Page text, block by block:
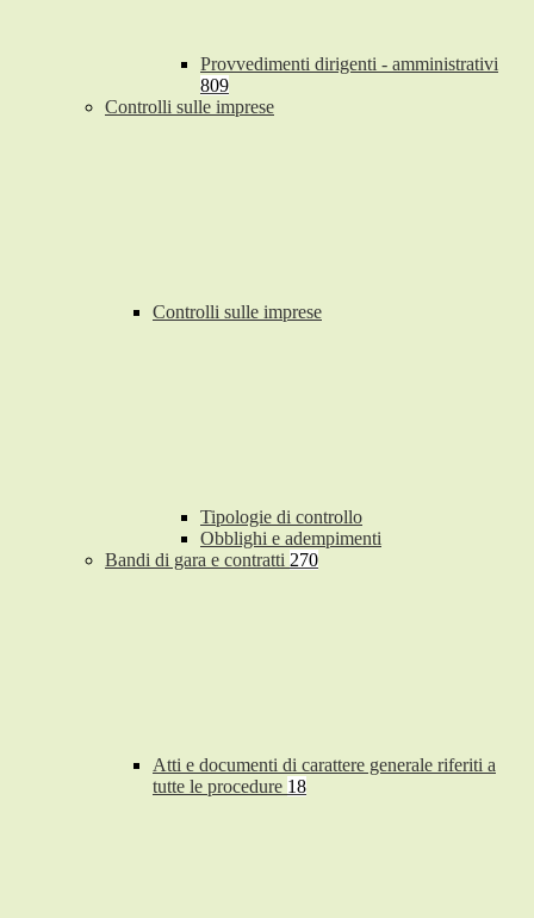
Provvedimenti dirigenti - amministrativi
809
Controlli sulle imprese
Controlli sulle imprese
Tipologie di controllo
Obblighi e adempimenti
Bandi di gara e contratti 270
Atti e documenti di carattere generale riferiti a
tutte le procedure 18